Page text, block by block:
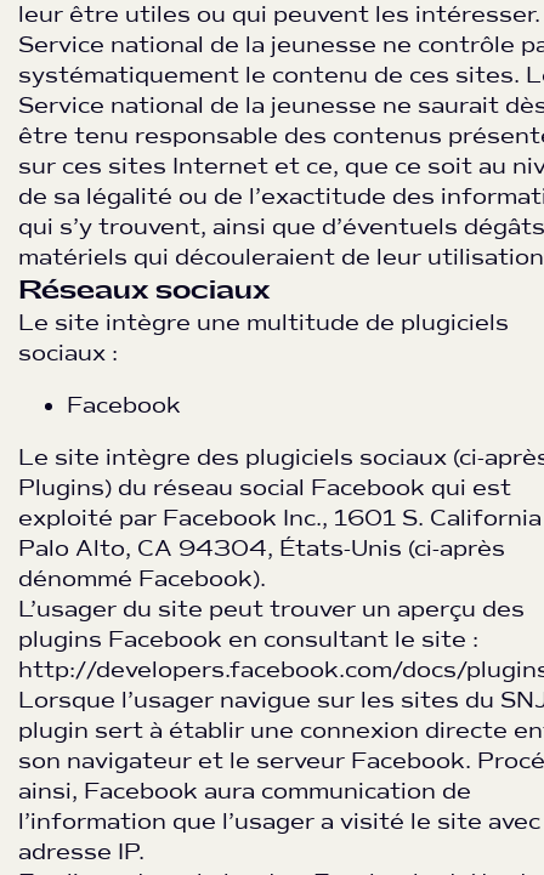
leur être utiles ou qui peuvent les
Service national de la jeunesse ne contrôle
systématiquement le contenu de ces sites.
Service national de la jeunesse ne saurait
être tenu responsable des contenus
sur ces sites Internet et ce, que ce soit au
de sa légalité ou de l’exactitude des
qui s’y trouvent, ainsi que d’éventuels dégâts
matériels qui découleraient de leur
Réseaux sociaux
Le site intègre une multitude de plugiciels
sociaux :
Facebook
Le site intègre des plugiciels sociaux (ci-
Plugins) du réseau social Facebook qui est
exploité par Facebook Inc., 1601 S.
Palo Alto, CA 94304, États-Unis (ci-après
dénommé Facebook).
L’usager du site peut trouver un aperçu des
plugins Facebook en consultant le site :
http://developers.facebook.com/docs/
Lorsque l’usager navigue sur les sites du
plugin sert à établir une connexion directe
son navigateur et le serveur Facebook.
ainsi, Facebook aura communication de
l’information que l’usager a visité le site
adresse IP.